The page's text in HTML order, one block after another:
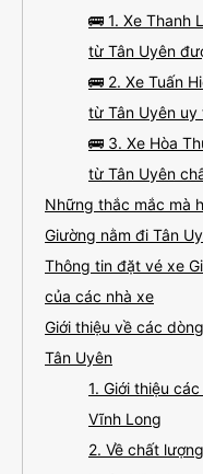
🚌 1. Xe Thanh
từ Tân Uyên
🚌 2. Xe Tuấn
từ Tân Uyên uy
🚌 3. Xe Hòa
từ Tân Uyên
Những thắc mắc mà
Giường nằm đi Tân
Thông tin đặt vé xe
của các nhà xe
Giới thiệu về các
Tân Uyên
1. Giới thiệu
Vĩnh Long
2. Về chất